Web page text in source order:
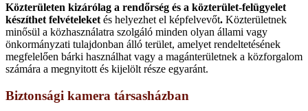
Közterületen kizárólag a rendőrség és a közterület-felügyelet
készíthet felvételeket és helyezhet el képfelvevőt. Közterületnek
minősül a közhasználatra szolgáló minden olyan állami vagy
önkormányzati tulajdonban álló terület, amelyet rendeltetésének
megfelelően bárki használhat vagy a magánterületnek a közforgalom
számára a megnyitott és kijelölt része egyaránt.
Biztonsági kamera társasházban